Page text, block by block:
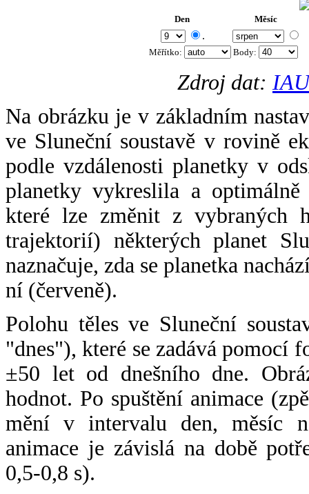
Den Měsíc
.
Měřítko: Body:
Zdroj dat:
Na obrázku je v základním
ve Sluneční soustavě v rovině
podle vzdálenosti planetky v
planetky vykreslila a
které lze změnit z vybraných
trajektorií) některých planet
naznačuje, zda se planetka
ní (červeně).
Polohu těles ve Sluneční
"dnes"), které se zadává pomocí
±50 let od dnešního dne.
hodnot. Po spuštění animace
mění v intervalu den, měsíc
animace je závislá na době
0,5-0,8 s).